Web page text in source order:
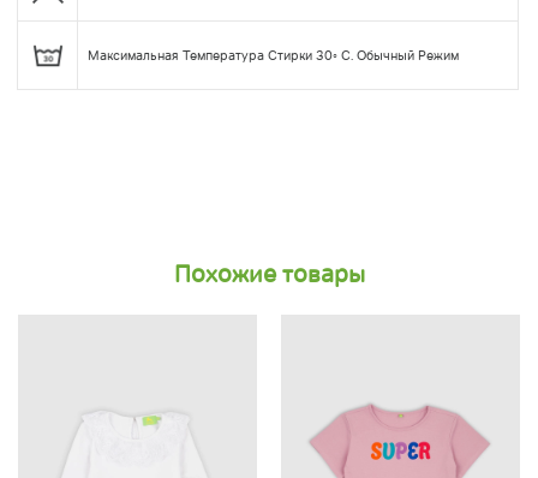
Максимальная Температура Стирки 30◦ С. Обычный Режим
Похожие товары